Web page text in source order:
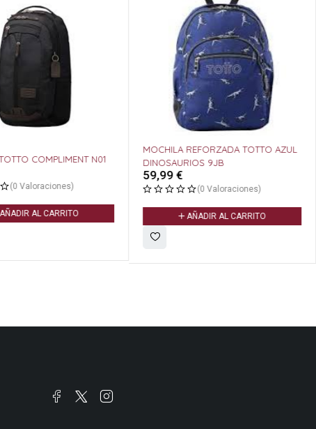
COMPLIMENT N01
(0 Valoraciones)
AÑADIR AL CARRITO
MOCHILA REFORZADA TOTTO AZUL
DINOSAURIOS 9JB
59,99€
(0 Valoraciones)
AÑADIR AL CARRITO